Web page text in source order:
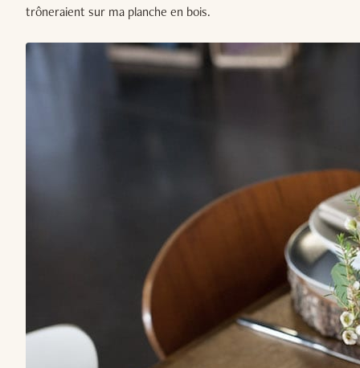
trôneraient sur ma planche en bois.